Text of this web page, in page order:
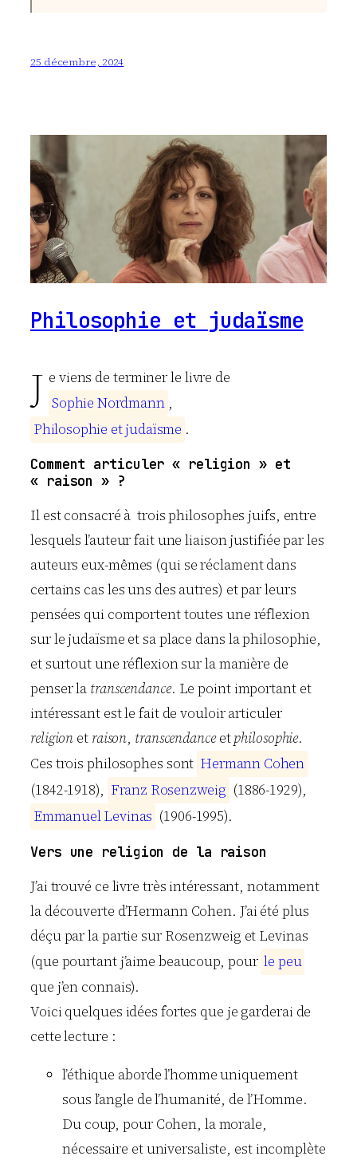
25 décembre, 2024
Philosophie et judaïsme
J e viens de terminer le livre de
Sophie Nordmann ,
Philosophie etjudaïsme .
Comment articuler « religion » et
« raison » ?
Il est consacré à trois philosophes juifs, entre
lesquels l’auteur fait une liaison justifiée par les
auteurs eux-mêmes (qui se réclament dans
certains cas les uns des autres) et par leurs
pensées qui comportent toutes une réflexion
sur le judaïsme et sa place dans la philosophie,
et surtout une réflexion sur la manière de
penser la transcendance. Le point important et
intéressant est le fait de vouloir articuler
religion et raison, transcendanceetphilosophie.
Ces trois philosophes sont Hermann Cohen
(1842-1918), Franz Rosenzweig (1886-1929),
EmmanuelLevinas (1906-1995).
Vers une religion de la raison
J’ai trouvé ce livre très intéressant, notamment
la découverte d’Hermann Cohen. J’ai été plus
déçu par la partie sur Rosenzweig et Levinas
(que pourtant j’aime beaucoup, pour le peu
que j’en connais).
Voici quelques idées fortes que je garderai de
cette lecture :
l’éthique aborde l’homme uniquement
sous l’angle de l’humanité, de l’Homme.
Du coup, pour Cohen, la morale,
nécessaire et universaliste, est incomplète